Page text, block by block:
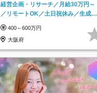
経営企画・リサーチ／月給30万円～
／リモートOK／土日祝休み／生成AI
400～600万円
大阪府